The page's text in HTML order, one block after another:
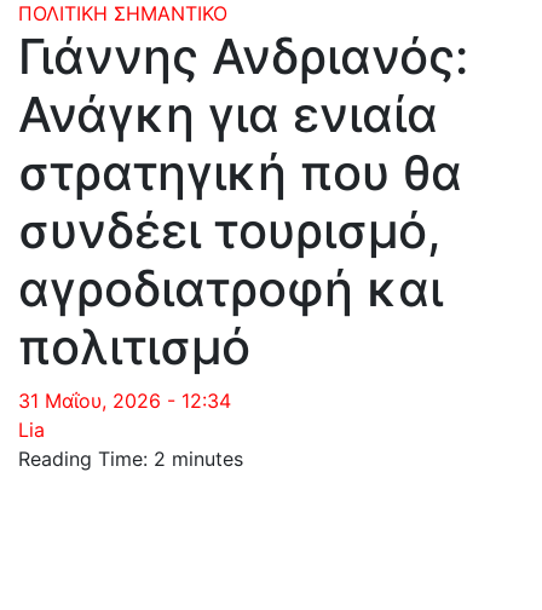
ΠΟΛΙΤΙΚΗ ΣΗΜΑΝΤΙΚΟ
Γιάννης Ανδριανός:
Ανάγκη για ενιαία
στρατηγική που θα
συνδέει τουρισμό,
αγροδιατροφή και
πολιτισμό
31 Μαΐου, 2026 - 12:34
Lia
Reading Time: 2 minutes